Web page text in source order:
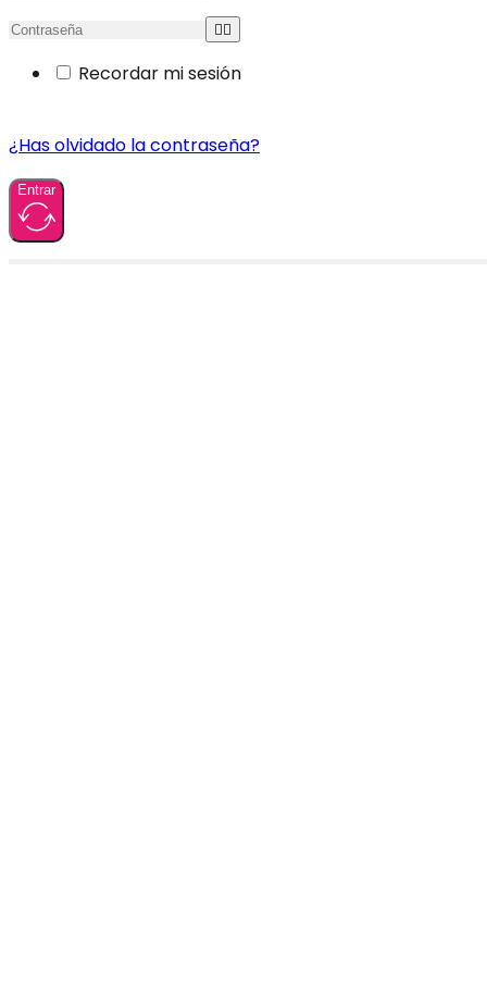
Recordar mi sesión
¿Has olvidado la contraseña?
Entrar